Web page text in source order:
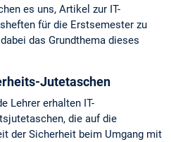
es uns, Artikel zur IT-
für die Erstsemester zu
das Grundthema dieses
Jutetaschen
Lehrer erhalten IT-
die auf die
der Sicherheit beim Umgang mit